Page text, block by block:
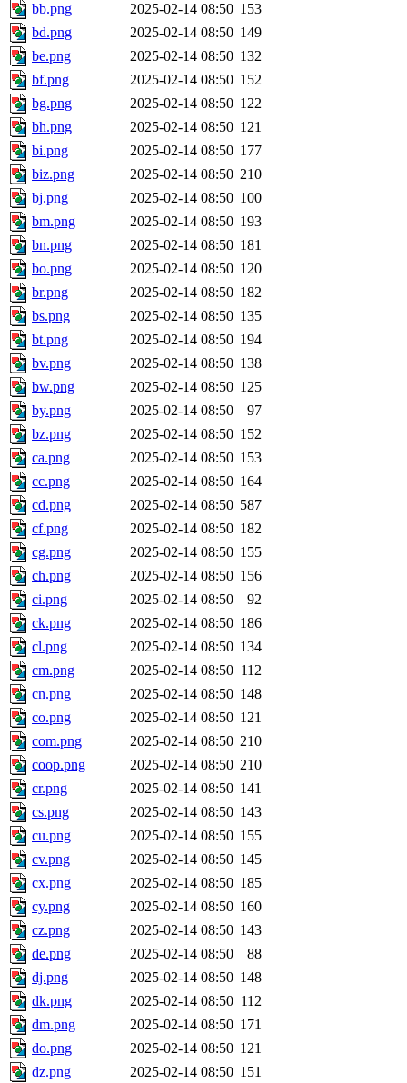
bb.png
2025-02-14 08:50 153
bd.png
2025-02-14 08:50 149
be.png
2025-02-14 08:50 132
bf.png
2025-02-14 08:50 152
bg.png
2025-02-14 08:50 122
bh.png
2025-02-14 08:50 121
bi.png
2025-02-14 08:50 177
biz.png
2025-02-14 08:50 210
bj.png
2025-02-14 08:50 100
bm.png
2025-02-14 08:50 193
bn.png
2025-02-14 08:50 181
bo.png
2025-02-14 08:50 120
br.png
2025-02-14 08:50 182
bs.png
2025-02-14 08:50 135
bt.png
2025-02-14 08:50 194
bv.png
2025-02-14 08:50 138
bw.png
2025-02-14 08:50 125
by.png
2025-02-14 08:50
97
bz.png
2025-02-14 08:50 152
ca.png
2025-02-14 08:50 153
cc.png
2025-02-14 08:50 164
cd.png
2025-02-14 08:50 587
cf.png
2025-02-14 08:50 182
cg.png
2025-02-14 08:50 155
ch.png
2025-02-14 08:50 156
ci.png
2025-02-14 08:50
92
ck.png
2025-02-14 08:50 186
cl.png
2025-02-14 08:50 134
cm.png
2025-02-14 08:50 112
cn.png
2025-02-14 08:50 148
co.png
2025-02-14 08:50 121
com.png
2025-02-14 08:50 210
coop.png
2025-02-14 08:50 210
cr.png
2025-02-14 08:50 141
cs.png
2025-02-14 08:50 143
cu.png
2025-02-14 08:50 155
cv.png
2025-02-14 08:50 145
cx.png
2025-02-14 08:50 185
cy.png
2025-02-14 08:50 160
cz.png
2025-02-14 08:50 143
de.png
2025-02-14 08:50
88
dj.png
2025-02-14 08:50 148
dk.png
2025-02-14 08:50 112
dm.png
2025-02-14 08:50 171
do.png
2025-02-14 08:50 121
dz.png
2025-02-14 08:50 151